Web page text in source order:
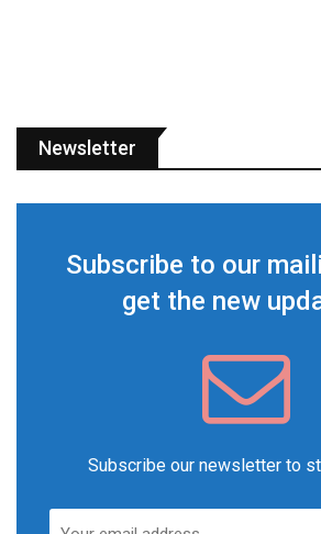
Newsletter
Subscribe to our
get the new
Subscribe our newsletter to